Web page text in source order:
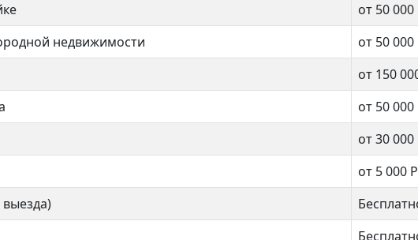
от 50 000
недвижимости
от 50 000
от 150
от 50 000
от 30 000
от 5 000 Р